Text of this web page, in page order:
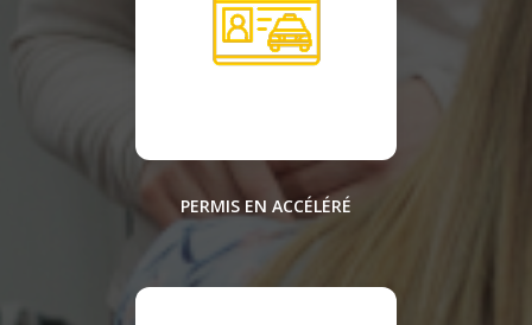
PERMIS EN ACCÉLÉRÉ